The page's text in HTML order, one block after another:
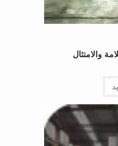
والامتثال